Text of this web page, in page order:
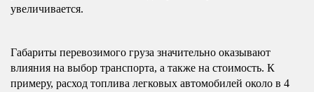
увеличивается.
Габариты перевозимого груза значительно оказывают
влияния на выбор транспорта, а также на стоимость. К
примеру, расход топлива легковых автомобилей около в 4